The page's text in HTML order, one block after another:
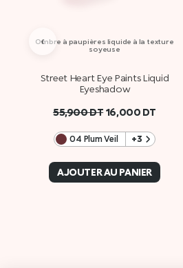
Ombre à paupières liquide à la texture
soyeuse
Street Heart Eye Paints Liquid
Eyeshadow
55,900DT 16,000 DT
04 Plum Veil ​ +3
AJOUTER AU PANIER
‹